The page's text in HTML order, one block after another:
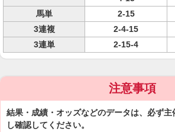
馬単
2-15
3連複
2-4-15
3連単
2-15-4
注意事項
結果・成績・オッズなどのデータは、必ず
し確認してください。